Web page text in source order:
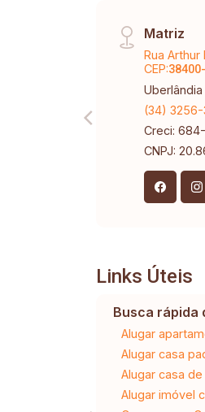
Matriz
Rua Arthur
CEP:
(34)
Creci:
CNPJ:
Links Úteis
Busca rápida
Alugar
Alugar casa
Alugar casa
Alugar imóvel